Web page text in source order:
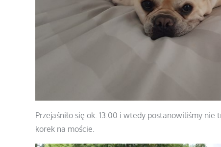
Przejaśniło się ok. 13:00 i wtedy postanowiliśmy
korek na moście.